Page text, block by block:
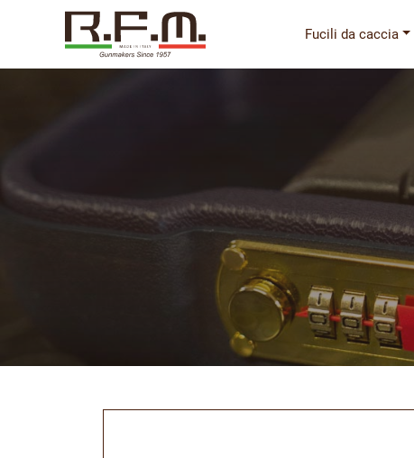
Fucili da caccia